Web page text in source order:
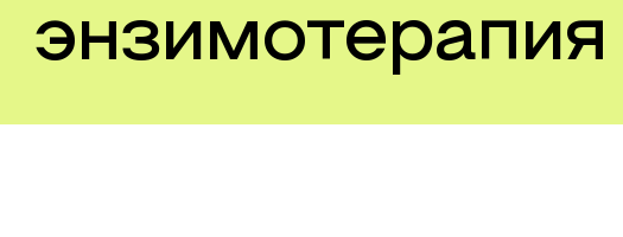
энзимотерапия